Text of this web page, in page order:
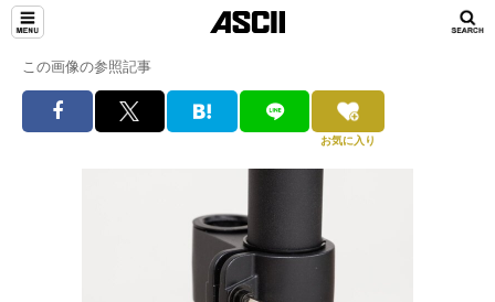
この画像の参照記事
お気に入り